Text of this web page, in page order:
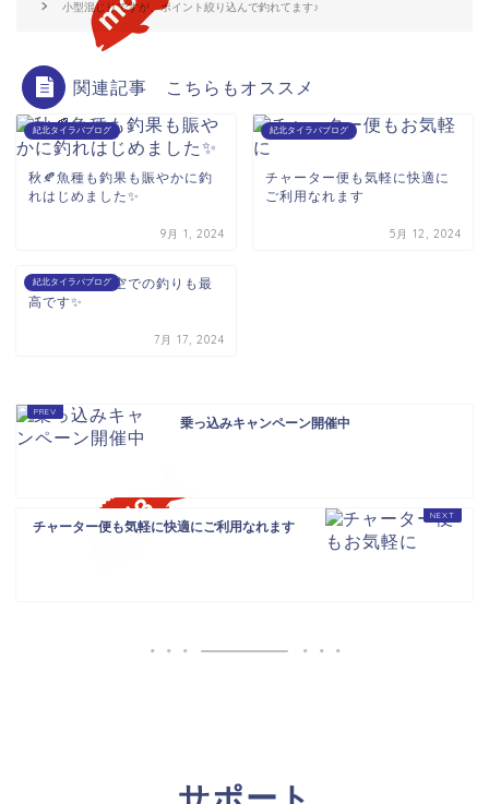
小型混じりですが、ポイント絞り込んで釣れてます♪
関連記事 こちらもオススメ
紀北タイラバブログ
秋🍂魚種も釣果も賑やかに釣
れはじめました✨
9月 1, 2024
紀北タイラバブログ
チャーター便も気軽に快適に
ご利用なれます
5月 12, 2024
紀北タイラバブログ
海の日🌊曇り空での釣りも最
高です✨
7月 17, 2024
乗っ込みキャンペーン開催中
チャーター便も気軽に快適にご利用なれます